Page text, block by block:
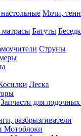
Мячи,
Батуты
Струны
Леска
Запчасти для
разбрызгиватели
Мотоблоки